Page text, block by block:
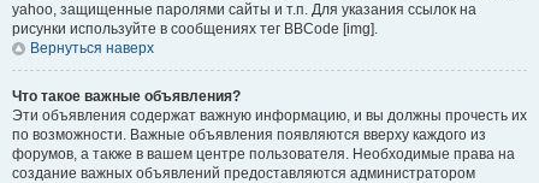
yahoo, защищенные паролями сайты и т.п. Для указания ссылок на
рисунки используйте в сообщениях тег BBCode [img].
Вернуться наверх
Что такое важные объявления?
Эти объявления содержат важную информацию, и вы должны прочесть их
по возможности. Важные объявления появляются вверху каждого из
форумов, а также в вашем центре пользователя. Необходимые права на
создание важных объявлений предоставляются администратором